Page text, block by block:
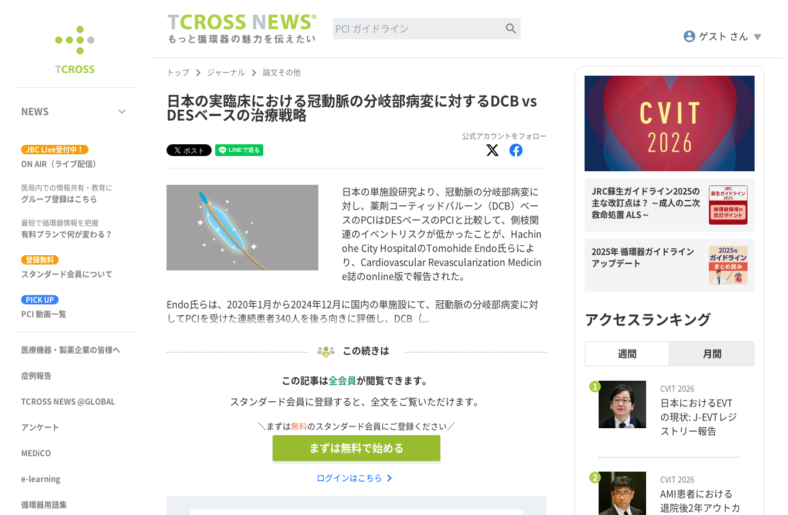
NEWS keyboard_arrow_down
ジャーナル
動画コンテンツ
市場トピックス
JBC Live受付中！
ON AIR（ライブ配信）
医局内での情報共有・教育に
グループ登録はこちら
最短で循環器情報を把握
有料プランで何が変わる？
登録無料
スタンダード会員について
PICK UP
PCI 動画一覧
医療機器・製薬企業の皆様へ
症例報告
TCROSS NEWS @GLOBAL
アンケート
MEDiCO
e-learning
循環器用語集
search
account_circle ゲスト さん play_arrow
トップ keyboard_arrow_right ジャーナル keyboard_arrow_right 論文その他
日本の実臨床における冠動脈の分岐部病変に対するDCB vs
DESベースの治療戦略
公式アカウントをフォロー
日本の単施設研究より、冠動脈の分岐部病変に
対し、薬剤コーティッドバルーン（DCB）ベー
スのPCIはDESベースのPCIと比較して、側枝関
連のイベントリスクが低かったことが、Hachin
ohe City HospitalのTomohide Endo氏らによ
り、Cardiovascular Revascularization Medicin
e誌のonline版で報告された。
Endo氏らは、2020年1月から2024年12月に国内の単施設にて、冠動脈の分岐部病変に対
してPCIを受けた連続患者340人を後ろ向きに評価し、DCB（...
この続きは
この記事は全会員が閲覧できます。
スタンダード会員に登録すると、全文をご覧いただけます。
＼まずは無料のスタンダード会員にご登録ください／
まずは無料で始める
ログインはこちら chevron_right
JRC蘇生ガイドライン2025の
主な改訂点は？ ～成人の二次
救命処置 ALS～
2025年 循環器ガイドライン
アップデート
アクセスランキング
週間 月間
1 CVIT 2026
日本におけるEVT
の現状: J-EVTレジ
ストリー報告
2 CVIT 2026
AMI患者における
退院後2年アウトカ